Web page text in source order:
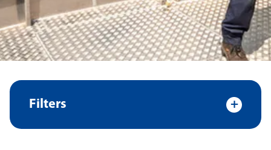
Filters +